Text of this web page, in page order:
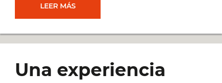
LEER MÁSCÓMO
EMPRENDER
Una experiencia